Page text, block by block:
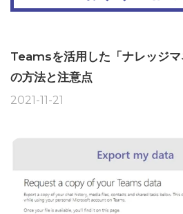
Teamsを活用した「ナレッジマ
の方法と注意点
2021-11-21